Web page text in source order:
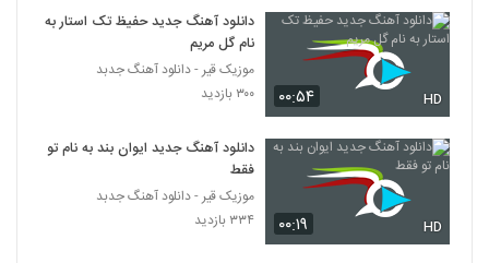
دانلود آهنگ رضا شهریور گل صحرا
6233
۴۶۹ بازدید
دانلود آهنگ سه ساله (به همراه علی غلامی) از
امیر اسماعیلی زاده
۰۰:۵۴ HD
دانلود آهنگ جدید حفیظ تک استار به
نام گل مریم
موزیک قیر - دانلود آهنگ جدبد
۳۰۰ بازدید
۰۰:۱۹ HD
دانلود آهنگ جدید ایوان بند به نام تو
فقط
موزیک قیر - دانلود آهنگ جدبد
۳۳۴ بازدید